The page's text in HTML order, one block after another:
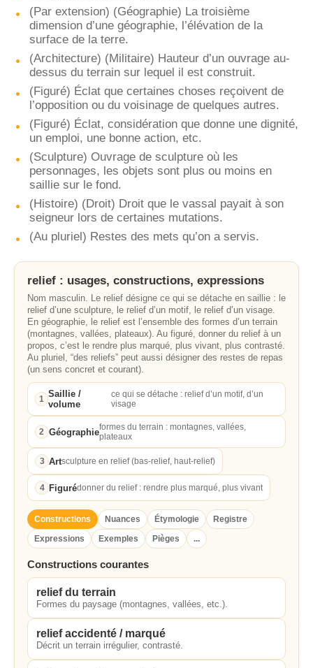
(Par extension) (Géographie) La troisième
dimension d’une géographie, l’élévation de la
surface de la terre.
(Architecture) (Militaire) Hauteur d’un ouvrage au-
dessus du terrain sur lequel il est construit.
(Figuré) Éclat que certaines choses reçoivent de
l’opposition ou du voisinage de quelques autres.
(Figuré) Éclat, considération que donne une dignité,
un emploi, une bonne action, etc.
(Sculpture) Ouvrage de sculpture où les
personnages, les objets sont plus ou moins en
saillie sur le fond.
(Histoire) (Droit) Droit que le vassal payait à son
seigneur lors de certaines mutations.
(Au pluriel) Restes des mets qu’on a servis.
relief : usages, constructions, expressions
Nom masculin. Le relief désigne ce qui se détache en saillie : le
relief d’une sculpture, le relief d’un motif, le relief d’un visage.
En géographie, le relief est l’ensemble des formes d’un terrain
(montagnes, vallées, plateaux). Au figuré, donner du relief à un
propos, c’est le rendre plus marqué, plus vivant, plus contrasté.
Au pluriel, “des reliefs” peut aussi désigner des restes de repas
(un sens concret et courant).
1 Saillie /
volume
ce qui se détache : relief d’un motif, d’un
visage
2 Géographieformes du terrain : montagnes, vallées,
plateaux
3 Artsculpture en relief (bas-relief, haut-relief)
4 Figurédonner du relief : rendre plus marqué, plus vivant
Constructions Nuances Étymologie
Registre
Expressions
Exemples Pièges ...
Constructions courantes
relief du terrain
Formes du paysage (montagnes, vallées, etc.).
relief accidenté / marqué
Décrit un terrain irrégulier, contrasté.